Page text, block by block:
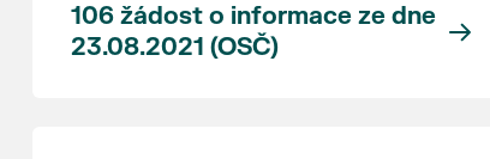
106 žádost o informace ze dne
23.08.2021 (OSČ)